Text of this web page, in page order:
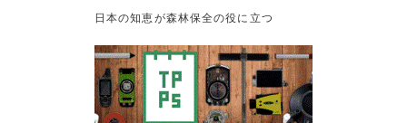
日本の知恵が森林保全の役に立つ